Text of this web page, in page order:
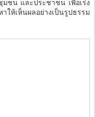
ห้เห็นผลอย่างเป็นรูปธรรม